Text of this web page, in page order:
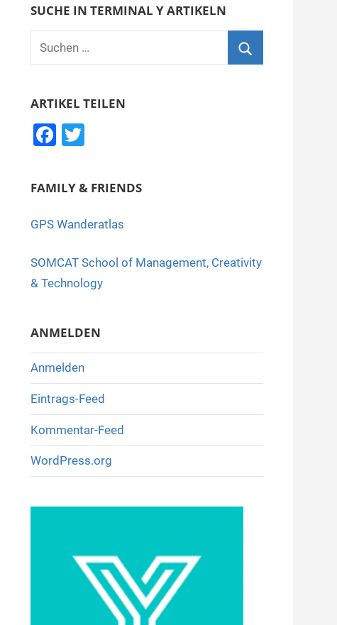
SUCHE IN TERMINAL Y ARTIKELN
Suchen
nach:
ARTIKEL TEILEN
F
c
b
o
k
T
tt
FAMILY & FRIENDS
GPS Wanderatlas
SOMCAT School of Management, Creativity
& Technology
ANMELDEN
Anmelden
Eintrags-Feed
Kommentar-Feed
WordPress.org